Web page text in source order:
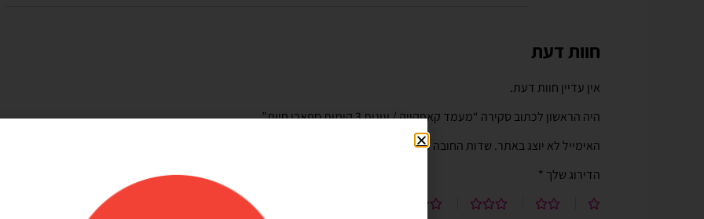
חוות דעת
אין עדיין חוות דעת.
היה הראשון לכתוב סקירה “מעמד קאפקייק / עוגות 3 קומות ספארי חיות”
האימייל לא יוצג באתר. שדות החובה מסומנים
הדירוג שלך *
בלוני ריינבאו הפכו להיות חלק קסום בבוקר
יומההולדת המשפחתי שלנו. מוצרים יפים, מבצעים
טובים ושירות נוח מהיר יעיל ואמין. אפשרות נוחה